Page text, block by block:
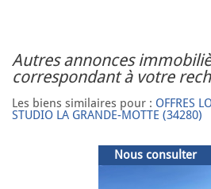
autres annonces immobilières
correspondant à votre
Les biens similaires pour : OFFRES
STUDIO LA GRANDE-MOTTE (34280)
Nous consulter